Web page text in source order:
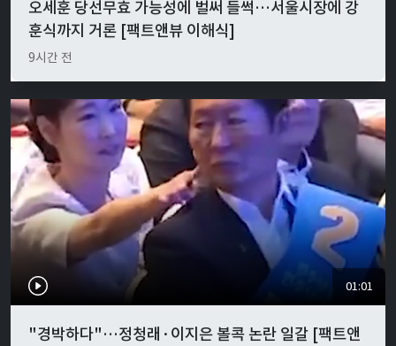
오세훈 당선무효 가능성에 벌써 들썩…서울시장에 강
훈식까지 거론 [팩트앤뷰 이해식]
9시간 전
01:01
"경박하다"…정청래·이지은 볼콕 논란 일갈 [팩트앤